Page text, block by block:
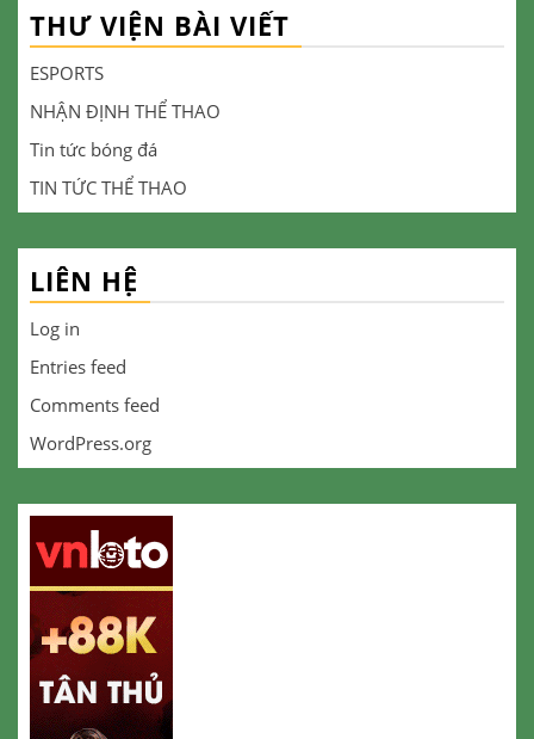
THƯ VIỆN BÀI VIẾT
ESPORTS
NHẬN ĐỊNH THỂ THAO
Tin tức bóng đá
TIN TỨC THỂ THAO
LIÊN HỆ
Log in
Entries feed
Comments feed
WordPress.org